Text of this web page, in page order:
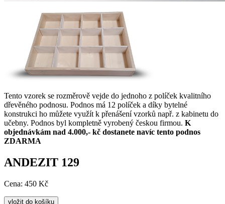
Tento vzorek se rozměrově vejde do jednoho z políček kvalitního
dřevěného podnosu. Podnos má 12 políček a díky bytelné
konstrukci ho můžete využít k přenášení vzorků např. z kabinetu do
učebny. Podnos byl kompletně vyrobený českou firmou. K
objednávkám nad 4.000,- kč dostanete navíc tento podnos
ZDARMA
ANDEZIT 129
Cena: 450 Kč